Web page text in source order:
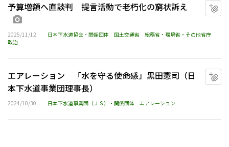
予算増額へ直談判 提言活動で老朽化の窮状訴え
2025/11/12 日本下水道協会・関係団体 国土交通省
総務省・環境省・その他省庁
政治
エアレーション 「水を守る使命感」黒田憲司（日
本下水道事業団理事長）
2024/10/30 日本下水道事業団（ＪＳ）・関係団体 エアレーション